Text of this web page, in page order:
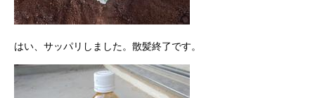
はい、サッパリしました。散髪終了です。